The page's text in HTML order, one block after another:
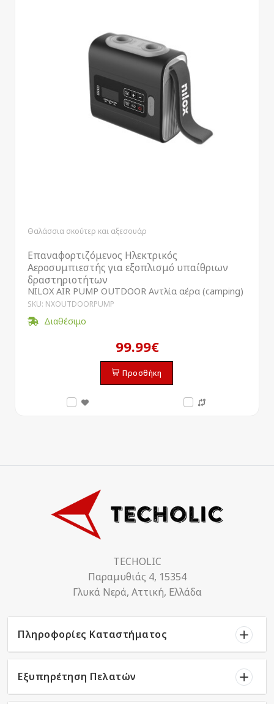
Θαλάσσια σκούτερ και αξεσουάρ
Επαναφορτιζόμενος Ηλεκτρικός
Αεροσυμπιεστής για εξοπλισμό υπαίθριων
δραστηριοτήτων
NILOX AIR PUMP OUTDOOR Αντλία αέρα (camping)
SKU: NXOUTDOORPUMP
Διαθέσιμο
99.99€
Προσθήκη
TECHOLIC
Παραμυθιάς 4, 15354
Γλυκά Νερά, Αττική, Ελλάδα
Πληροφορίες Καταστήματος
Εξυπηρέτηση Πελατών